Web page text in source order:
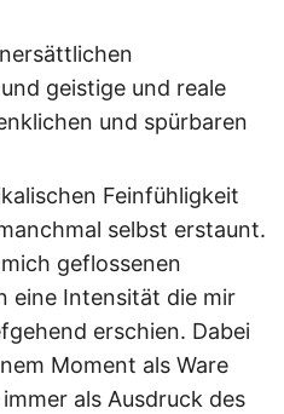
geistige und reale
und spürbaren
Feinfühligkeit
selbst erstaunt.
geflossenen
eine Intensität die mir
erschien. Dabei
Moment als Ware
als Ausdruck des